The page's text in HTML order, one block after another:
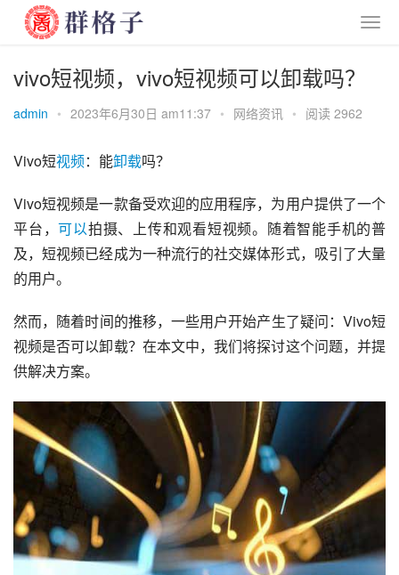
vivo短视频，vivo短视频可以卸载吗？
admin • 2023年6月30日 am11:37 • 网络资讯 • 阅读 2962
Vivo短视频：能卸载吗？
Vivo短视频是一款备受欢迎的应用程序，为用户提供了一个
平台，可以拍摄、上传和观看短视频。随着智能手机的普
及，短视频已经成为一种流行的社交媒体形式，吸引了大量
的用户。
然而，随着时间的推移，一些用户开始产生了疑问：Vivo短
视频是否可以卸载？在本文中，我们将探讨这个问题，并提
供解决方案。